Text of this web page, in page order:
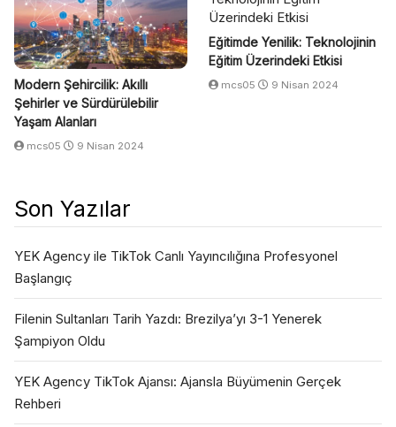
Modern Şehircilik: Akıllı
Şehirler ve Sürdürülebilir
Yaşam Alanları
mcs05 9 Nisan 2024
Eğitimde Yenilik: Teknolojinin
Eğitim Üzerindeki Etkisi
mcs05 9 Nisan 2024
Son Yazılar
YEK Agency ile TikTok Canlı Yayıncılığına Profesyonel
Başlangıç
Filenin Sultanları Tarih Yazdı: Brezilya’yı 3-1 Yenerek
Şampiyon Oldu
YEK Agency TikTok Ajansı: Ajansla Büyümenin Gerçek
Rehberi